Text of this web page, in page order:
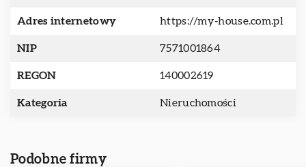
Adres internetowy https://my-house.com.pl
NIP 7571001864
REGON 140002619
Kategoria Nieruchomości
Podobne firmy